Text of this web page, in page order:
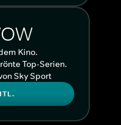
Kino.
Top-Serien.
Sky Sport